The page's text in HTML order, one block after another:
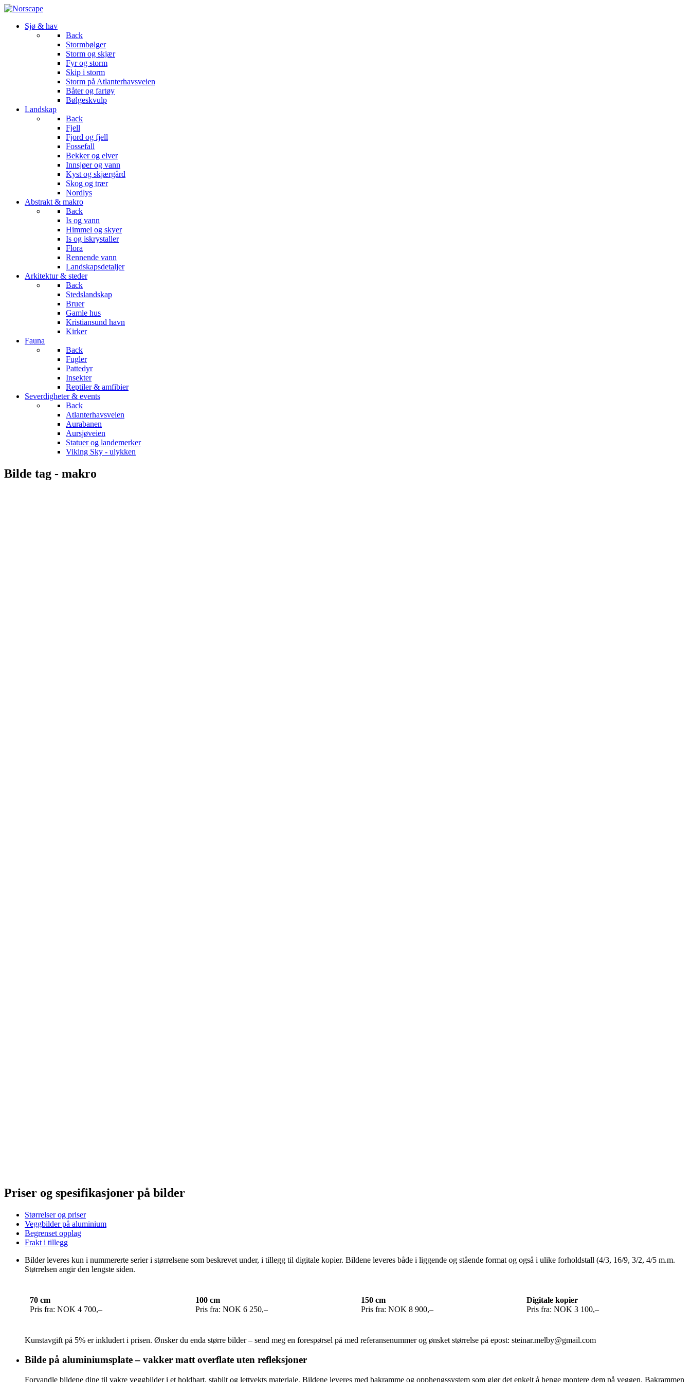
Sjø & hav
Back
Stormbølger
Storm og skjær
Fyr og storm
Skip i storm
Storm på Atlanterhavsveien
Båter og fartøy
Bølgeskvulp
Landskap
Back
Fjell
Fjord og fjell
Fossefall
Bekker og elver
Innsjøer og vann
Kyst og skjærgård
Skog og trær
Nordlys
Abstrakt & makro
Back
Is og vann
Himmel og skyer
Is og iskrystaller
Flora
Rennende vann
Landskapsdetaljer
Arkitektur & steder
Back
Stedslandskap
Bruer
Gamle hus
Kristiansund havn
Kirker
Fauna
Back
Fugler
Pattedyr
Insekter
Reptiler & amfibier
Severdigheter & events
Back
Atlanterhavsveien
Aurabanen
Aursjøveien
Statuer og landemerker
Viking Sky - ulykken
Bilde tag - makro
Priser og spesifikasjoner på bilder
Størrelser og priser
Veggbilder på aluminium
Begrenset opplag
Frakt i tillegg
Bilder leveres kun i nummererte serier i størrelsene som beskrevet under, i tillegg til digitale kopier. Bildene leveres både i liggende og stående format og også i ulike forholdstall (4/3, 16/9, 3/2, 4/5 m.m.
Størrelsen angir den lengste siden.
70 cm
Pris fra: NOK 4 700,–
100 cm
Pris fra: NOK 6 250,–
150 cm
Pris fra: NOK 8 900,–
Digitale kopier
Pris fra: NOK 3 100,–
Kunstavgift på 5% er inkludert i prisen. Ønsker du enda større bilder – send meg en forespørsel på med referansenummer og ønsket størrelse på epost: steinar.melby@gmail.com
Bilde på aluminiumsplate – vakker matt overflate uten refleksjoner
Forvandle bildene dine til vakre veggbilder i et holdbart, stabilt og lettvekts materiale. Bildene leveres med bakramme og opphengssystem som gjør det enkelt å henge montere dem på veggen. Bakrammen